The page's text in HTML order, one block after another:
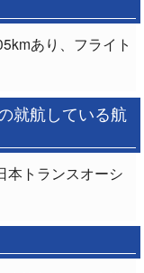
あり、フライト
就航している航
本トランスオーシ